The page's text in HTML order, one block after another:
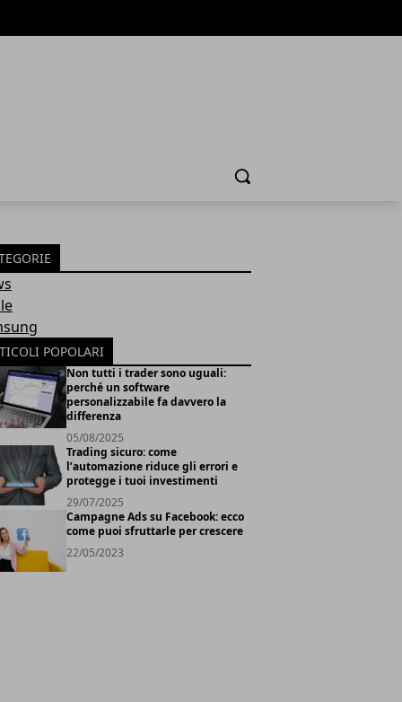
Cerca
POPOLARI
Non tutti i trader sono uguali:
perché un software
personalizzabile fa davvero la
differenza
05/08/2025
Trading sicuro: come
l’automazione riduce gli errori e
protegge i tuoi investimenti
29/07/2025
Campagne Ads su Facebook: ecco
come puoi sfruttarle per crescere
22/05/2023